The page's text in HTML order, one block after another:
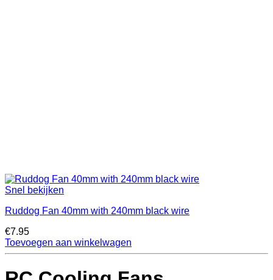
Snel bekijken
Ruddog Fan 40mm with 240mm black wire
€7.95
Toevoegen aan winkelwagen